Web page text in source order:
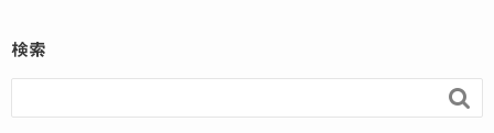
検索
